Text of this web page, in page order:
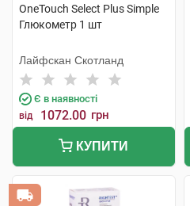
OneTouch Select Plus Simple
Глюкометр 1 шт
Лайфскан Скотланд
Є в наявності
від 1072.00 грн
КУПИТИ